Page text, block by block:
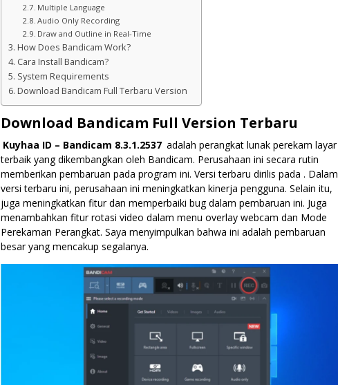
Multiple Language
Audio Only Recording
Draw and Outline in Real-Time
How Does Bandicam Work?
Cara Install Bandicam?
System Requirements
Download Bandicam Full Terbaru Version
Download Bandicam Full Version Terbaru
Kuyhaa ID – Bandicam 8.3.1.2537 adalah perangkat lunak perekam layar
terbaik yang dikembangkan oleh Bandicam. Perusahaan ini secara rutin
memberikan pembaruan pada program ini. Versi terbaru dirilis pada . Dalam
versi terbaru ini, perusahaan ini meningkatkan kinerja pengguna. Selain itu,
juga meningkatkan fitur dan memperbaiki bug dalam pembaruan ini. Juga
menambahkan fitur rotasi video dalam menu overlay webcam dan Mode
Perekaman Perangkat. Saya menyimpulkan bahwa ini adalah pembaruan
besar yang mencakup segalanya.